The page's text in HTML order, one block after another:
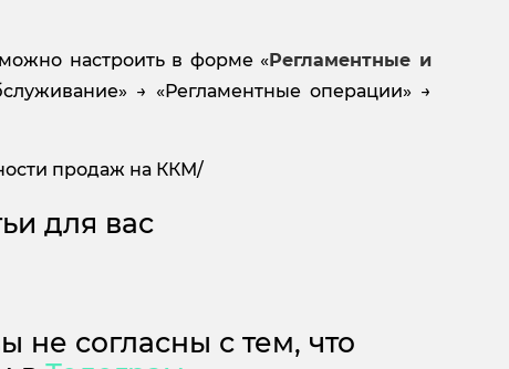
настроить в форме «Регламентные и
→ «Регламентные операции» →
продаж на ККМ/
для вас
не согласны с тем, что